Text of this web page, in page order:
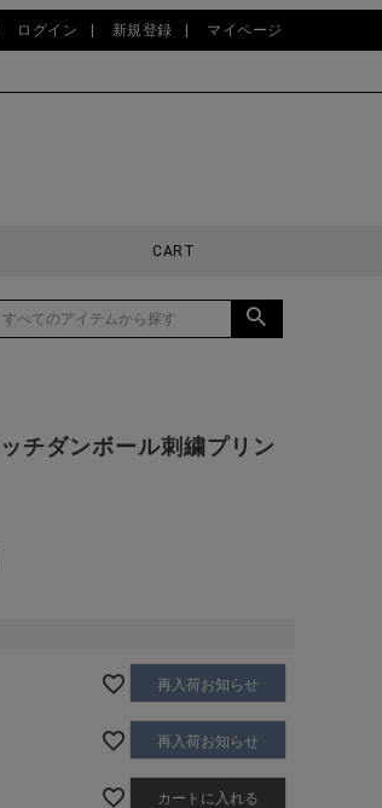
ログイン 新規登録 マイページ
CART
チダンボール刺繍プリン
再入荷お知らせ
再入荷お知らせ
カートに入れる